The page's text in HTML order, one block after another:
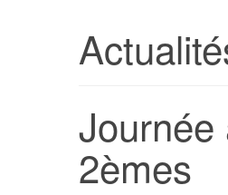
Journée
2èmes